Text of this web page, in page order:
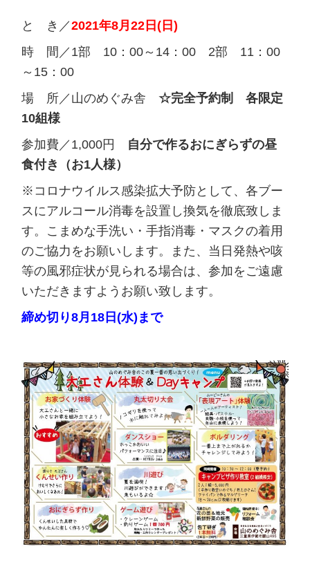
と き／2021年8月22日(日)
時 間／1部 10：00～14：00 2部 11：00
～15：00
場 所／山のめぐみ舎☆完全予約制 各限定
10組様
参加費／1,000円 自分で作るおにぎらずの昼
食付き（お1人様）
※コロナウイルス感染拡大予防として、各ブー
スにアルコール消毒を設置し換気を徹底致しま
す。こまめな手洗い・手指消毒・マスクの着用
のご協力をお願いします。また、当日発熱や咳
等の風邪症状が見られる場合は、参加をご遠慮
いただきますようお願い致します。
締め切り8月18日(水)まで